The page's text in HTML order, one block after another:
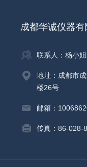
成都华诚仪器有
联系人：杨小姐
地址：成都市
楼26号
邮箱：
传真：86-028-